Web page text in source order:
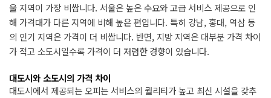
울 지역이 가장 비쌉니다. 서울은 높은 수요와 고급 서비스 제공으로 인
해 가격대가 다른 지역에 비해 높은 편입니다. 특히 강남, 홍대, 역삼 등
의 인기 지역은 가격이 더 비쌉니다. 반면, 지방 지역은 대부분 가격 차이
가 적고 소도시일수록 가격이 더 저렴한 경향이 있습니다.
대도시와 소도시의 가격 차이
대도시에서 제공되는 오피는 서비스의 퀄리티가 높고 최신 시설을 갖추